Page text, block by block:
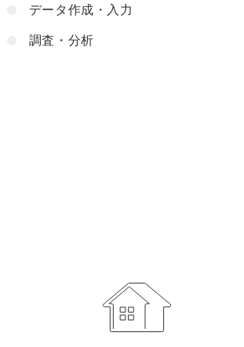
データ作成・入力
調査・分析